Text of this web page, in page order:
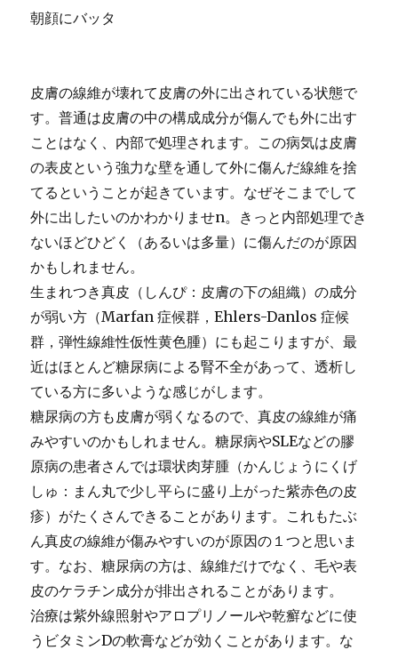
朝顔にバッタ
皮膚の線維が壊れて皮膚の外に出されている状態で
す。普通は皮膚の中の構成成分が傷んでも外に出す
ことはなく、内部で処理されます。この病気は皮膚
の表皮という強力な壁を通して外に傷んだ線維を捨
てるということが起きています。なぜそこまでして
外に出したいのかわかりませn。きっと内部処理でき
ないほどひどく（あるいは多量）に傷んだのが原因
かもしれません。
生まれつき真皮（しんぴ：皮膚の下の組織）の成分
が弱い方（Marfan 症候群，Ehlers-Danlos 症候
群，弾性線維性仮性黄色腫）にも起こりますが、最
近はほとんど糖尿病による腎不全があって、透析し
ている方に多いような感じがします。
糖尿病の方も皮膚が弱くなるので、真皮の線維が痛
みやすいのかもしれません。糖尿病やSLEなどの膠
原病の患者さんでは環状肉芽腫（かんじょうにくげ
しゅ：まん丸で少し平らに盛り上がった紫赤色の皮
疹）がたくさんできることがあります。これもたぶ
ん真皮の線維が傷みやすいのが原因の１つと思いま
す。なお、糖尿病の方は、線維だけでなく、毛や表
皮のケラチン成分が排出されることがあります。
治療は紫外線照射やアロプリノールや乾癬などに使
うビタミンDの軟膏などが効くことがあります。な